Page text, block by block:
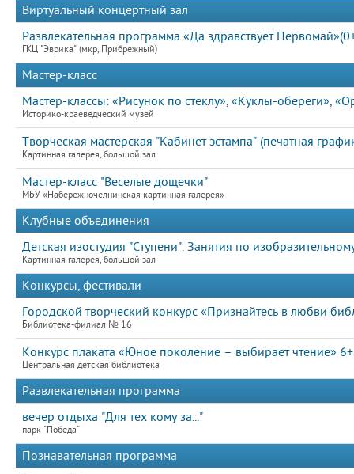
Виртуальный концертный зал
Развлекательная программа «Да здравствует
ГКЦ "Эврика" (мкр, Прибрежный)
Мастер-класс
Мастер-классы: «Рисунок по стеклу», «Куклы-обереги»,
Историко-краеведческий музей
Творческая мастерская "Кабинет эстампа" (печатная
Картинная галерея, большой зал
Мастер-класс "Веселые дощечки"
МБУ «Набережночелнинская картинная галерея»
Клубные объединения
Детская изостудия "Ступени". Занятия по
Картинная галерея, большой зал
Конкурсы, фестивали
Городской творческий конкурс «Признайтесь в любви
Библиотека-филиал № 16
Конкурс плаката «Юное поколение – выбирает чтение» 6+
Центральная детская библиотека
Развлекательная программа
вечер отдыха "Для тех кому за..."
парк "Победа"
Познавательная программа